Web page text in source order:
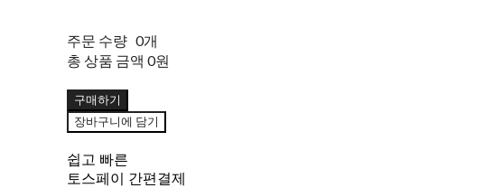
주문 수량 0개
총 상품 금액 0원
구매하기
장바구니에 담기
쉽고 빠른
토스페이 간편결제